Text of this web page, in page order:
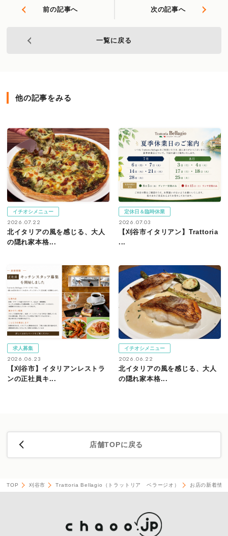
前の記事へ 次の記事へ
一覧に戻る
他の記事をみる
イチオシメニュー
2026.07.22
北イタリアの風を感じる、大人
の隠れ家本格...
定休日＆臨時休業
2026.07.03
【刈谷市イタリアン】Trattoria
...
求人募集
2026.06.23
【刈谷市】イタリアンレストラ
ンの正社員キ...
イチオシメニュー
2026.06.22
北イタリアの風を感じる、大人
の隠れ家本格...
店舗TOPに戻る
TOP 刈谷市 Trattoria Bellagio（トラットリア ベラージオ） お店の新着情報